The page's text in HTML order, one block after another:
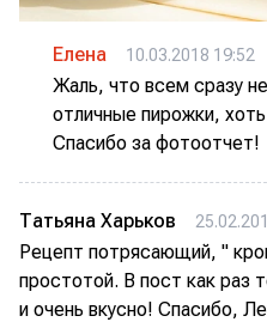
Елена 10.03.2018 19:52
Жаль, что всем сразу
отличные пирожки,
Спасибо за фотоотчет!
Татьяна Харьков
Рецепт потрясающий, "
простотой. В пост как раз
и очень вкусно! Спасибо,